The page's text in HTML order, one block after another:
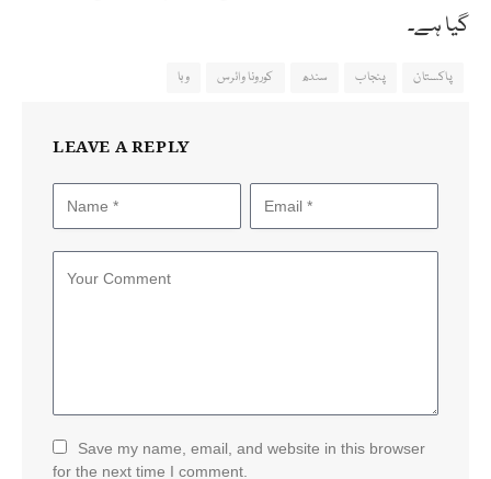
گیا ہے۔
پاکستان پنجاب سندھ کورونا وائرس وبا
LEAVE A REPLY
Save my name, email, and website in this browser
for the next time I comment.